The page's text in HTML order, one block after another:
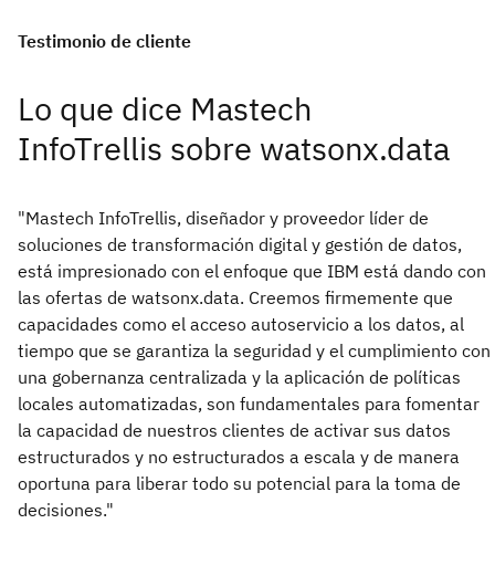
Testimonio de cliente
Lo que dice Mastech
InfoTrellis sobre watsonx.data
"Mastech InfoTrellis, diseñador y proveedor líder de
soluciones de transformación digital y gestión de datos,
está impresionado con el enfoque que IBM está dando con
las ofertas de watsonx.data. Creemos firmemente que
capacidades como el acceso autoservicio a los datos, al
tiempo que se garantiza la seguridad y el cumplimiento con
una gobernanza centralizada y la aplicación de políticas
locales automatizadas, son fundamentales para fomentar
la capacidad de nuestros clientes de activar sus datos
estructurados y no estructurados a escala y de manera
oportuna para liberar todo su potencial para la toma de
decisiones."